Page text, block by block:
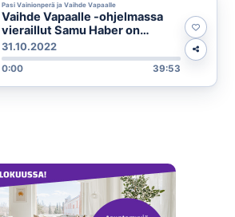
Pasi Vainionperä ja Vaihde Vapaalle
Vaihde Vapaalle -ohjelmassa
vieraillut Samu Haber on
hurmaantunut suomen kielellä
kirjoittamisesta: ”Tuntuu kuin
minulle olisi avattu koko
sanakirjojen kirjasto”
31.10.2022
0:00 39:53